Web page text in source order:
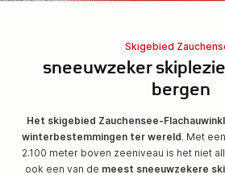
Skigebied
sneeuwzeker
bergen
Het skigebied Zauchensee-Flachauwinkl
winterbestemmingen ter wereld. Met
2.100 meter boven zeeniveau is het niet
ook een van de meest sneeuwzekere